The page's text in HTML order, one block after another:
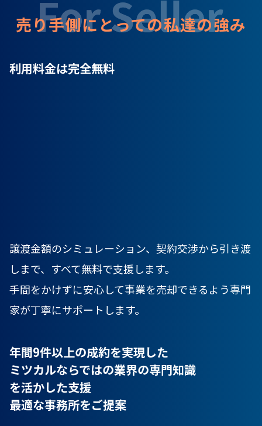
売り手側にとっての私達の強み
利用料金は完全無料
譲渡金額のシミュレーション、契約交渉から引き渡
しまで、すべて無料で支援します。
手間をかけずに安心して事業を売却できるよう専門
家が丁寧にサポートします。
年間9件以上の成約を実現した
ミツカルならではの業界の専門知識
を活かした支援
最適な事務所をご提案